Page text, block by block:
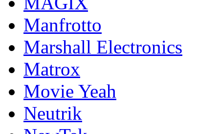
Manfrotto
Marshall Electronics
Matrox
Movie Yeah
Neutrik